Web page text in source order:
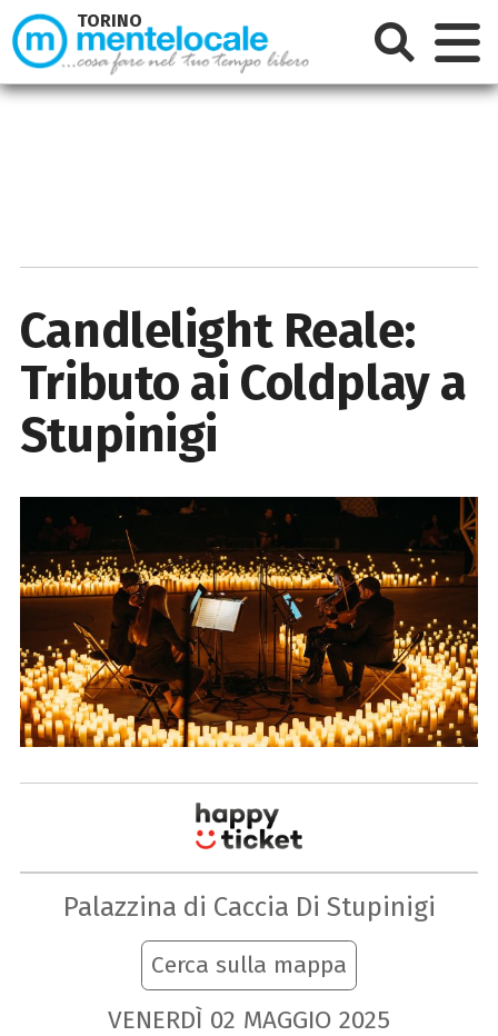
Candlelight Reale:
Tributo ai Coldplay a
Stupinigi
Palazzina di Caccia Di Stupinigi
Cerca sulla mappa
VENERDÌ 02 MAGGIO 2025
TORINO